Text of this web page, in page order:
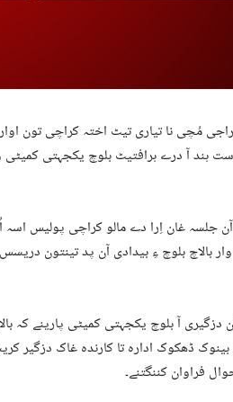
مُچی نا تیاری تیٹ اختہ کراچی تون
ہند آ درے ہرافتیٹ بلوچ یکجہتی
آن جلسہ غان اِرا دے مالو کراچی پولیس
بالاچ بلوچ ءِ بیدادی آن پد تینتون
دزگیری آ بلوچ یکجہتی کمیٹی پارینے کہ
ڈھکوک ادارہ تا کارندہ غاک دزگیر
فراوان کننگتنے۔